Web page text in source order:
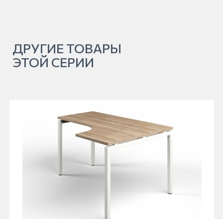
ДРУГИЕ ТОВАРЫ
ЭТОЙ СЕРИИ